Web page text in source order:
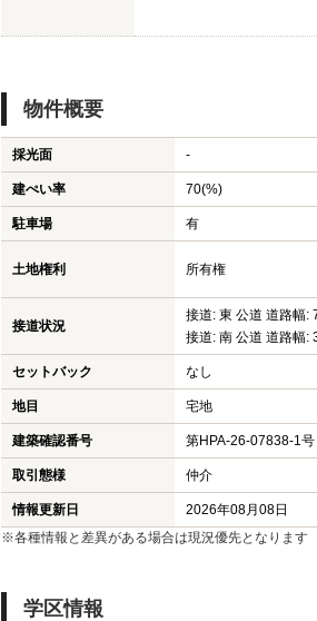
物件概要
採光面 -
建ぺい率 70(%)
駐車場 有
土地権利 所有権
接道状況
接道: 東 公道 道路幅:
接道: 南 公道 道路幅:
セットバック なし
地目 宅地
建築確認番号 第HPA-26-07838-1号
取引態様 仲介
情報更新日 2026年08月08日
※各種情報と差異がある場合は現況優先となります
学区情報